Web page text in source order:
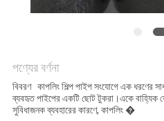
পণ্যের বর্ণনা
বিবরণ কাপলিং শিল্প পাইপ সংযোগে এক ধরণের
ব্যবহৃত পাইপের একটি ছোট টুকরা।একে বাহ্যিক
সুবিধাজনক ব্যবহারের কারণে, কাপলিং �